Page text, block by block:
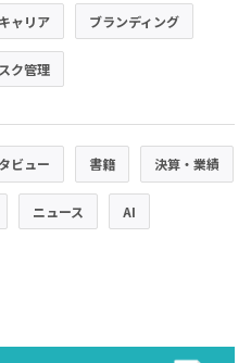
キャリア ブランディング
ク管理
ビュー 書籍 決算・業績
ニュース AI